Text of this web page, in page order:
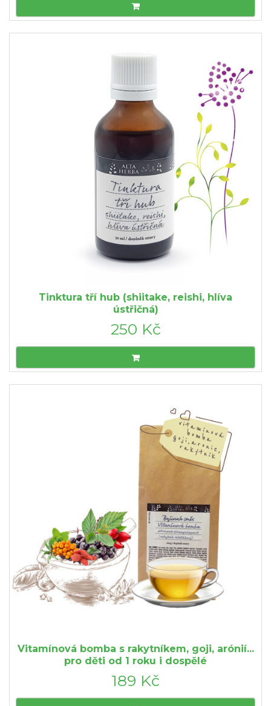
Tinktura tří hub (shiitake, reishi, hlíva
ústřičná)
250 Kč
Vitamínová bomba s rakytníkem, goji, arónií...
pro děti od 1 roku i dospělé
189 Kč